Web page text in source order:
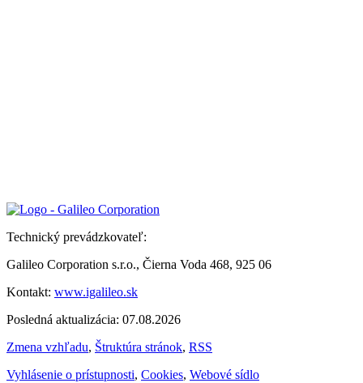
Technický prevádzkovateľ:
Galileo Corporation s.r.o., Čierna Voda 468, 925 06
Kontakt: www.igalileo.sk
Posledná aktualizácia: 07.08.2026
Zmena vzhľadu, Štruktúra stránok, RSS
Vyhlásenie o prístupnosti, Cookies, Webové sídlo